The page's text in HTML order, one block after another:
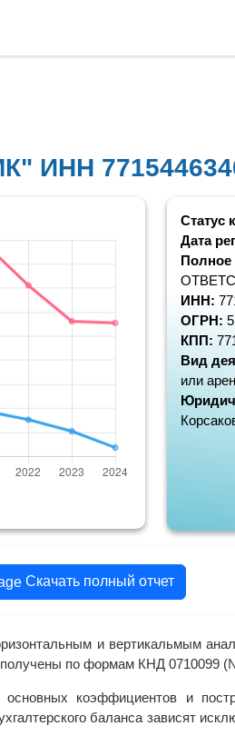
ИНН
Статус
Дата
Полное
ИНН:
ОГРН:
КПП:
Вид
или
Скачать полный отчет
и вертикальмым
по формам КНД 0710099
коэффициентов и
баланса зависят